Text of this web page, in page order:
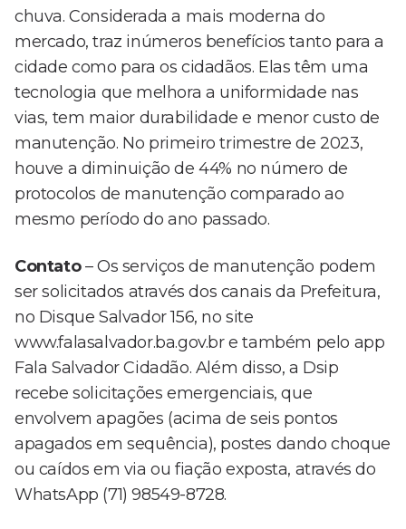
chuva. Considerada a mais moderna do
mercado, traz inúmeros benefícios tanto para a
cidade como para os cidadãos. Elas têm uma
tecnologia que melhora a uniformidade nas
vias, tem maior durabilidade e menor custo de
manutenção. No primeiro trimestre de 2023,
houve a diminuição de 44% no número de
protocolos de manutenção comparado ao
mesmo período do ano passado.
Contato– Os serviços de manutenção podem
ser solicitados através dos canais da Prefeitura,
no Disque Salvador 156, no site
www.falasalvador.ba.gov.br e também pelo app
Fala Salvador Cidadão. Além disso, a Dsip
recebe solicitações emergenciais, que
envolvem apagões (acima de seis pontos
apagados em sequência), postes dando choque
ou caídos em via ou fiação exposta, através do
WhatsApp (71) 98549-8728.